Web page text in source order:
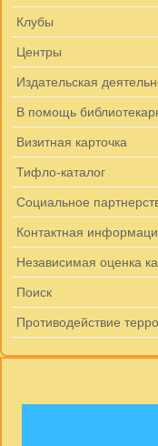
Клубы
Центры
Издательская
В помощь
Визитная карточка
Тифло-каталог
Социальное
Контактная
Независимая оценка
Поиск
Противодействие